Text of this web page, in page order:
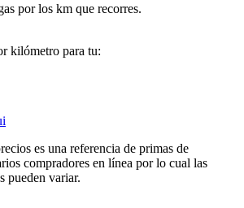
por los km que recorres.
kilómetro para tu:
es una referencia de primas de
compradores en línea por lo cual las
pueden variar.